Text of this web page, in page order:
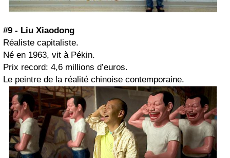
#9 - Liu Xiaodong
Réaliste capitaliste.
Né en 1963, vit à Pékin.
Prix record: 4,6 millions d’euros.
Le peintre de la réalité chinoise contemporaine.